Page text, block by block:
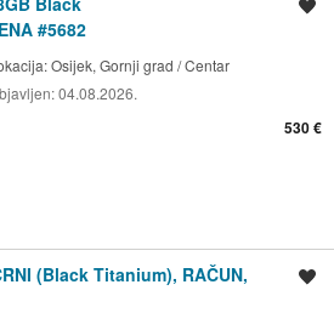
#5682
Osijek, Gornji grad / Centar
04.08.2026.
530 €
(Black Titanium), RAČUN,